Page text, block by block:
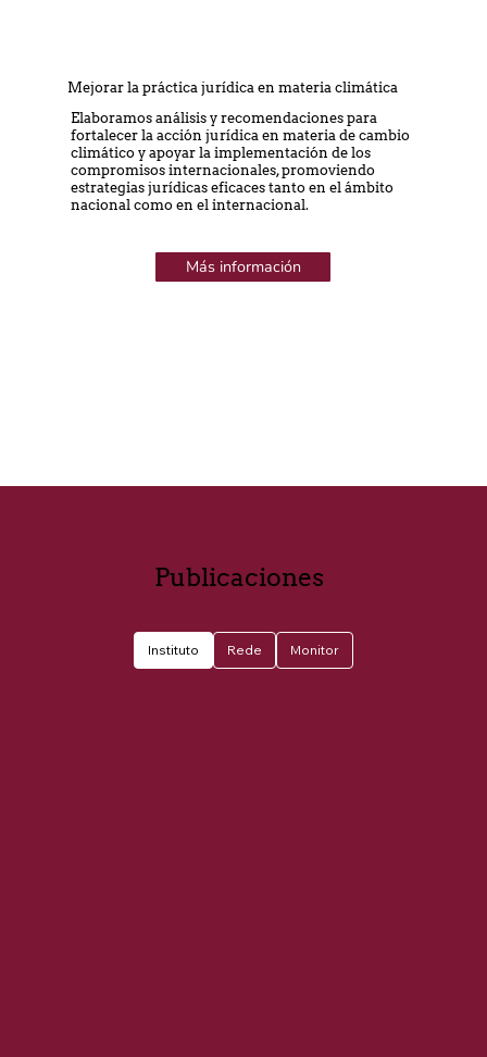
Mejorar la práctica jurídica en materia climática
Elaboramos análisis y recomendaciones para
fortalecer la acción jurídica en materia de cambio
climático y apoyar la implementación de los
compromisos internacionales, promoviendo
estrategias jurídicas eficaces tanto en el ámbito
nacional como en el internacional.
Más información
Publicaciones
Monitor
Rede
Instituto